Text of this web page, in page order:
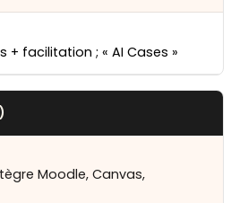
facilitation ; « AI Cases »
Moodle, Canvas,